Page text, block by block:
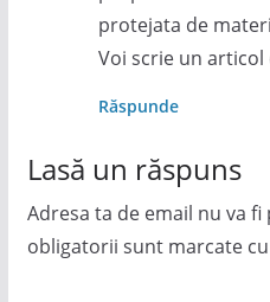
protejata de
Voi scrie un
Răspunde
Lasă un răspuns
Adresa ta de email nu va fi
obligatorii sunt marcate cu